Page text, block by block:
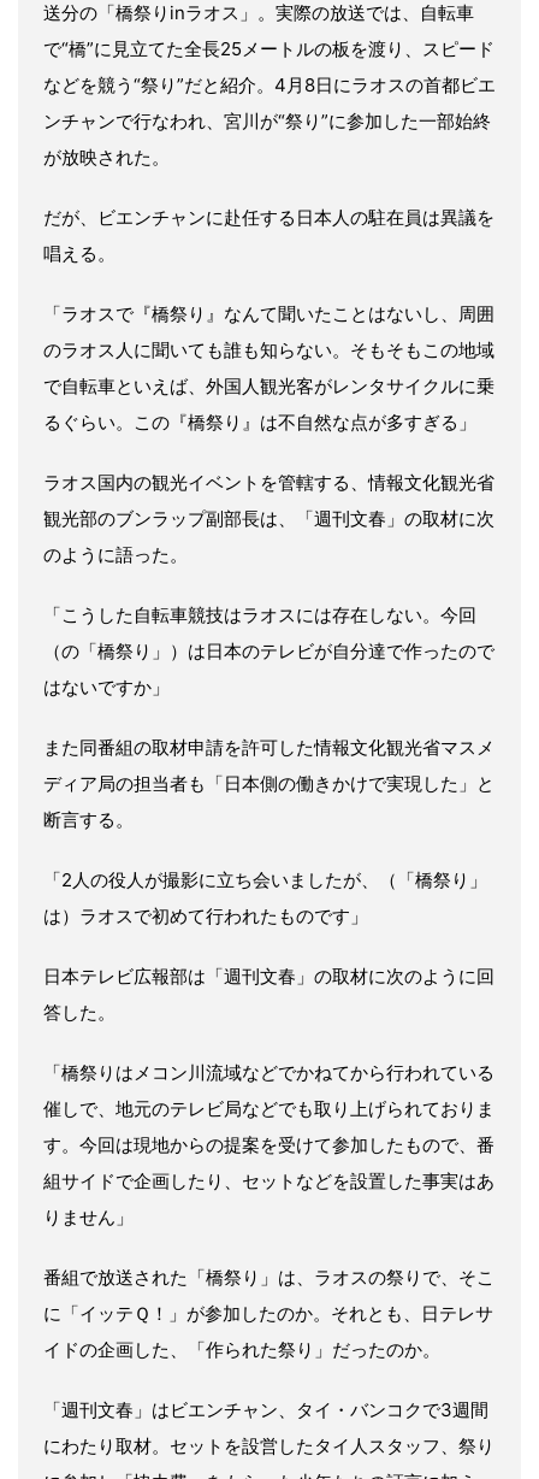
送分の「橋祭りinラオス」。実際の放送では、自転車
で“橋”に見立てた全長25メートルの板を渡り、スピード
などを競う“祭り”だと紹介。4月8日にラオスの首都ビエ
ンチャンで行なわれ、宮川が“祭り”に参加した一部始終
が放映された。
だが、ビエンチャンに赴任する日本人の駐在員は異議を
唱える。
「ラオスで『橋祭り』なんて聞いたことはないし、周囲
のラオス人に聞いても誰も知らない。そもそもこの地域
で自転車といえば、外国人観光客がレンタサイクルに乗
るぐらい。この『橋祭り』は不自然な点が多すぎる」
ラオス国内の観光イベントを管轄する、情報文化観光省
観光部のブンラップ副部長は、「週刊文春」の取材に次
のように語った。
「こうした自転車競技はラオスには存在しない。今回
（の「橋祭り」）は日本のテレビが自分達で作ったので
はないですか」
また同番組の取材申請を許可した情報文化観光省マスメ
ディア局の担当者も「日本側の働きかけで実現した」と
断言する。
「2人の役人が撮影に立ち会いましたが、（「橋祭り」
は）ラオスで初めて行われたものです」
日本テレビ広報部は「週刊文春」の取材に次のように回
答した。
「橋祭りはメコン川流域などでかねてから行われている
催しで、地元のテレビ局などでも取り上げられておりま
す。今回は現地からの提案を受けて参加したもので、番
組サイドで企画したり、セットなどを設置した事実はあ
りません」
番組で放送された「橋祭り」は、ラオスの祭りで、そこ
に「イッテＱ！」が参加したのか。それとも、日テレサ
イドの企画した、「作られた祭り」だったのか。
「週刊文春」はビエンチャン、タイ・バンコクで3週間
にわたり取材。セットを設営したタイ人スタッフ、祭り